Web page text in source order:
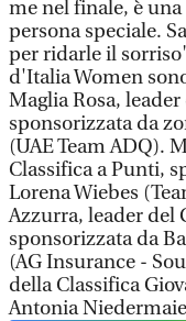
me nel finale, è
persona speciale.
per ridarle il
d'Italia Women
Maglia Rosa,
sponsorizzata da
(UAE Team ADQ).
Classifica a Punti,
Lorena Wiebes
Azzurra, leader del
sponsorizzata da
(AG Insurance -
della Classifica
Antonia